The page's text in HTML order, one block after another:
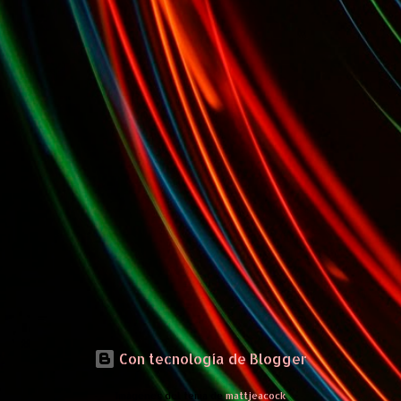
Con tecnología de Blogger
Imágenes del tema demattjeacock